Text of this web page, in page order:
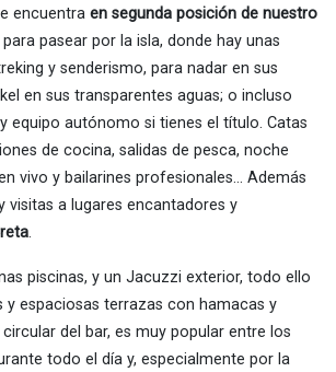
encuentra en segunda posición de nuestro
pasear por la isla, donde hay unas
y senderismo, para nadar en sus
en sus transparentes aguas; o incluso
equipo autónomo si tienes el título. Catas
de cocina, salidas de pesca, noche
vivo y bailarines profesionales… Además
visitas a lugares encantadores y
.
piscinas, y un Jacuzzi exterior, todo ello
y espaciosas terrazas con hamacas y
del bar, es muy popular entre los
todo el día y, especialmente por la